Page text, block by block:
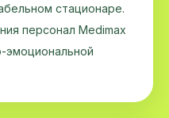
стационаре.
персонал Medimax
эмоциональной